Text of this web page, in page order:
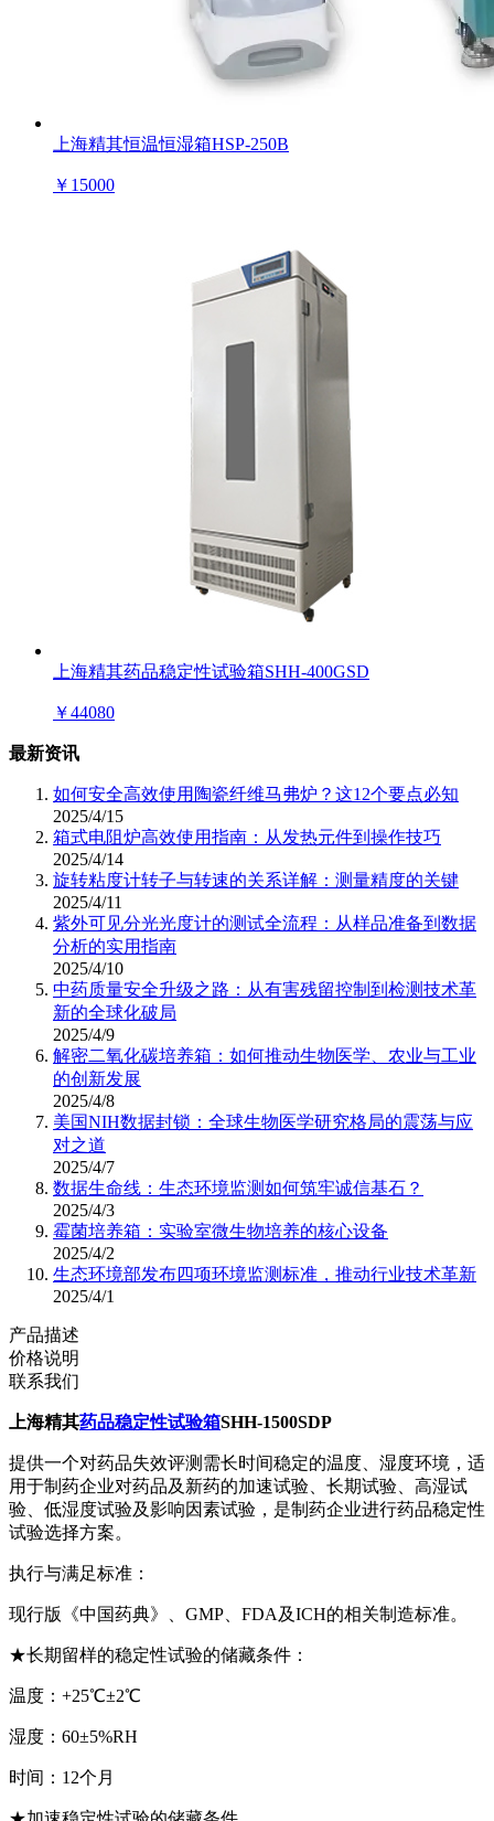
上海精其恒温恒湿箱HSP-250B
￥ 15000
上海精其药品稳定性试验箱SHH-400GSD
￥44080
最新资讯
如何安全高效使用陶瓷纤维马弗炉？这12个要点必知
2025/4/15
箱式电阻炉高效使用指南：从发热元件到操作技巧
2025/4/14
旋转粘度计转子与转速的关系详解：测量精度的关键
2025/4/11
紫外可见分光光度计的测试全流程：从样品准备到数据
分析的实用指南
2025/4/10
中药质量安全升级之路：从有害残留控制到检测技术革
新的全球化破局
2025/4/9
解密二氧化碳培养箱：如何推动生物医学、农业与工业
的创新发展
2025/4/8
美国NIH数据封锁：全球生物医学研究格局的震荡与应
对之道
2025/4/7
数据生命线：生态环境监测如何筑牢诚信基石？
2025/4/3
霉菌培养箱：实验室微生物培养的核心设备
2025/4/2
生态环境部发布四项环境监测标准，推动行业技术革新
2025/4/1
产品描述
价格说明
联系我们
上海精其药品稳定性试验箱SHH-1500SDP
提供一个对药品失效评测需长时间稳定的温度、湿度环境，适
用于制药企业对药品及新药的加速试验、长期试验、高湿试
验、低湿度试验及影响因素试验，是制药企业进行药品稳定性
试验选择方案。
执行与满足标准：
现行版《中国药典》、GMP、FDA及ICH的相关制造标准。
★长期留样的稳定性试验的储藏条件：
温度：+25℃±2℃
湿度：60±5%RH
时间：12个月